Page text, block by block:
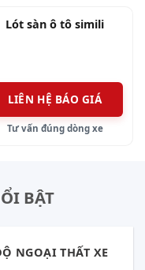
Lót sàn ô tô simili
LIÊN HỆ BÁO GIÁ
Tư vấn đúng dòng xe
BẬT
NGOẠI THẤT XE